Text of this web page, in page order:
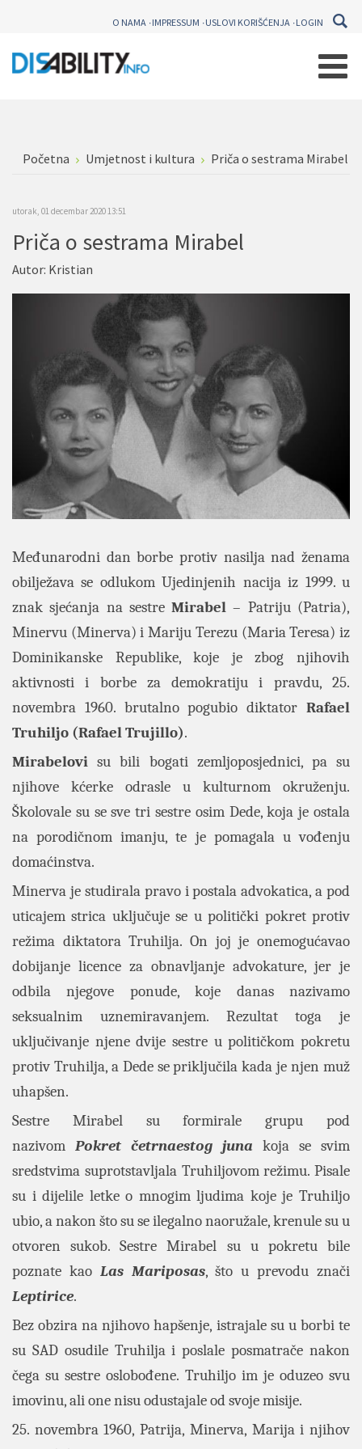
O NAMA IMPRESSUM USLOVI KORIŠĆENJA LOGIN
Početna Umjetnost i kultura Priča o sestrama Mirabel
utorak, 01 decembar 2020 13:51
Priča o sestrama Mirabel
Autor: Kristian
Međunarodni dan borbe protiv nasilja nad ženama
obilježava se odlukom Ujedinjenih nacija iz 1999. u
znak sjećanja na sestreMirabel – Patriju (Patria),
Minervu (Minerva) i Mariju Terezu (Maria Teresa) iz
Dominikanske Republike, koje je zbog njihovih
aktivnosti i borbe za demokratiju i pravdu, 25.
novembra 1960. brutalno pogubio diktator Rafael
Truhiljo (Rafael Trujillo).
Mirabelovi su bili bogati zemljoposjednici, pa su
njihove kćerke odrasle u kulturnom okruženju.
Školovale su se sve tri sestre osim Dede, koja je ostala
na porodičnom imanju, te je pomagala u vođenju
domaćinstva.
Minerva je studirala pravo i postala advokatica, a pod
uticajem strica uključuje se u politički pokret protiv
režima diktatora Truhilja. On joj je onemogućavao
dobijanje licence za obnavljanje advokature, jer je
odbila njegove ponude, koje danas nazivamo
seksualnim uznemiravanjem. Rezultat toga je
uključivanje njene dvije sestre u političkom pokretu
protiv Truhilja, a Dede se priključila kada je njen muž
uhapšen.
Sestre Mirabel su formirale grupu pod
nazivom Pokret četrnaestog juna koja se svim
sredstvima suprotstavljala Truhiljovom režimu. Pisale
su i dijelile letke o mnogim ljudima koje je Truhiljo
ubio, a nakon što su se ilegalno naoružale, krenule su u
otvoren sukob. Sestre Mirabel su u pokretu bile
poznate kao Las Mariposas, što u prevodu znači
Leptirice.
Bez obzira na njihovo hapšenje, istrajale su u borbi te
su SAD osudile Truhilja i poslale posmatrače nakon
čega su sestre oslobođene. Truhiljo im je oduzeo svu
imovinu, ali one nisu odustajale od svoje misije.
25. novembra 1960, Patrija, Minerva, Marija i njihov